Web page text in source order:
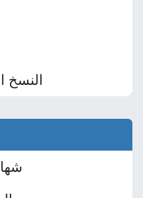
النسخ